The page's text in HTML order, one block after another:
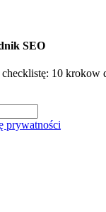
SEO
checklistę: 10
prywatności